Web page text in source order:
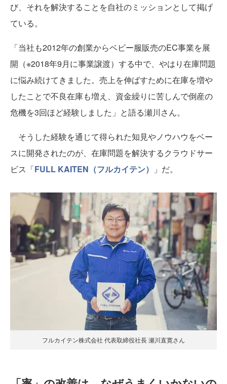
び、それを解決することを自社のミッションとして掲げ
ている。
「当社も2012年の創業からベビー服販売のEC事業を展
開（※2018年9月に事業譲渡）する中で、やはり在庫問題
に悩み続けてきました。売上を伸ばすために在庫を増や
したことで不良在庫も増え、資金繰りに苦しんで倒産の
危機を3回ほど経験しました」と語る瀬川さん。
そうした経験を通じて得られた知見やノウハウをベー
スに開発されたのが、在庫問題を解決するクラウドサー
ビス「FULL KAITEN（フルカイテン） 」だ。
フルカイテン株式会社 代表取締役社長 瀬川直寛さん